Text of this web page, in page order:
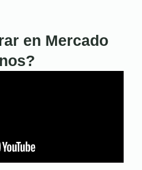
en Mercado